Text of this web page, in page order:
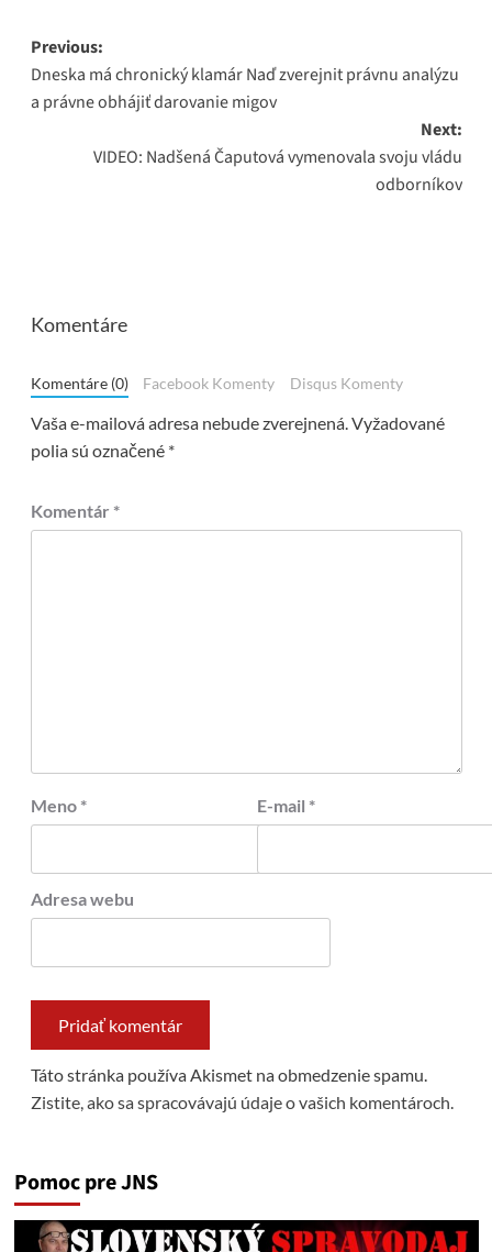
Post
navigation
Previous:
Dneska má chronický klamár Naď zverejnit právnu analýzu
a právne obhájiť darovanie migov
Next:
VIDEO: Nadšená Čaputová vymenovala svoju vládu
odborníkov
Komentáre
Komentáre (0) Facebook Komenty Disqus Komenty
Vaša e-mailová adresa nebude zverejnená.Vyžadované
polia sú označené *
Komentár *
Meno * E-mail *
Adresa webu
Táto stránka používa Akismet na obmedzenie spamu.
Zistite, ako sa spracovávajú údaje o vašich komentároch.
Pomoc pre JNS